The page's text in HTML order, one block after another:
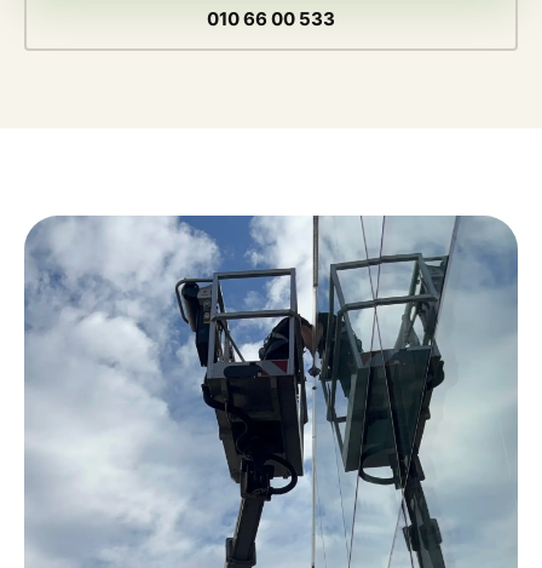
010 66 00 533